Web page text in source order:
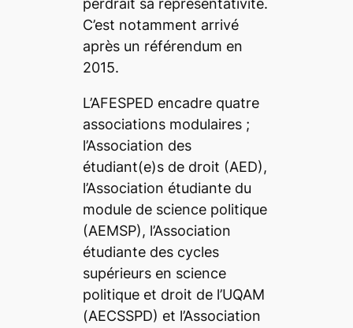
perdrait sa représentativité.
C’est notamment arrivé
après un référendum en
2015.
L’AFESPED encadre quatre
associations modulaires ;
l’Association des
étudiant(e)s de droit (AED),
l’Association étudiante du
module de science politique
(AEMSP), l’Association
étudiante des cycles
supérieurs en science
politique et droit de l’UQAM
(AECSSPD) et l’Association